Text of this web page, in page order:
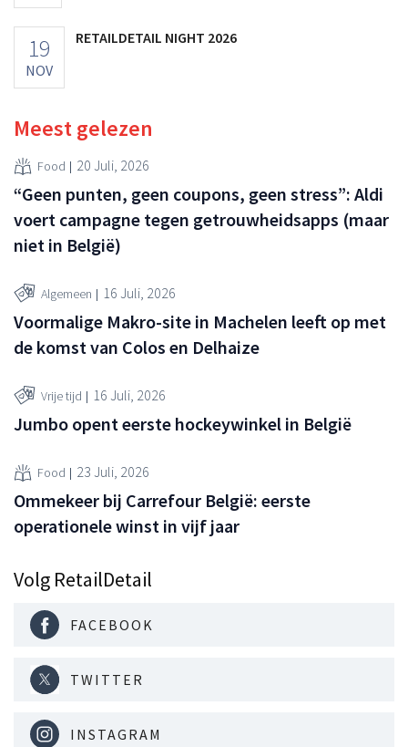
19
NOV
RETAILDETAIL NIGHT 2026
Meest gelezen
Food 20 Juli, 2026
“Geen punten, geen coupons, geen stress”: Aldi
voert campagne tegen getrouwheidsapps (maar
niet in België)
Algemeen 16 Juli, 2026
Voormalige Makro-site in Machelen leeft op met
de komst van Colos en Delhaize
Vrije tijd 16 Juli, 2026
Jumbo opent eerste hockeywinkel in België
Food 23 Juli, 2026
Ommekeer bij Carrefour België: eerste
operationele winst in vijf jaar
Volg RetailDetail
FACEBOOK
TWITTER
INSTAGRAM